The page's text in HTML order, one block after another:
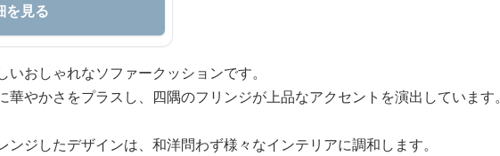
を見る
おしゃれなソファークッションです。
やかさをプラスし、四隅のフリンジが上品なアクセントを演出しています。
ジしたデザインは、和洋問わず様々なインテリアに調和します。